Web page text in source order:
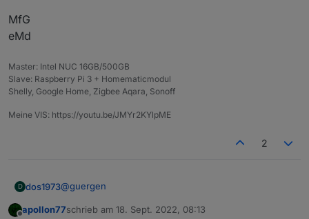
MfG
eMd
Master: Intel NUC 16GB/500GB
Slave: Raspberry Pi 3 + Homematicmodul
Shelly, Google Home, Zigbee Aqara, Sonoff
Meine VIS: https://youtu.be/JMYr2KYlpME
2
D dos1973@guergen
habe gestern die halbe Nacht verbracht alle Aliase
apollon77schrieb am 18. Sept. 2022, 08:13
zuletzt editiert von